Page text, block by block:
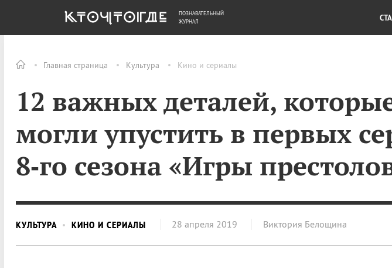
Главная страница Культура Кино и сериалы
12 важных деталей,
могли упустить в первых
8‑го сезона «Игры
КУЛЬТУРА КИНО И СЕРИАЛЫ 28 апреля 2019 Виктория Белощина
ОБЩЕСТВО ДЕНЬГИ
ПОЗНАВАТЕЛЬНЫЙ
ЖУРНАЛ